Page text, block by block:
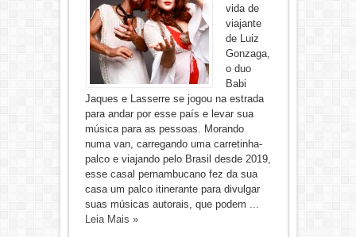
vida de
viajante
de Luiz
Gonzaga,
o duo
Babi
Jaques e Lasserre se jogou na estrada
para andar por esse país e levar sua
música para as pessoas. Morando
numa van, carregando uma carretinha-
palco e viajando pelo Brasil desde 2019,
esse casal pernambucano fez da sua
casa um palco itinerante para divulgar
suas músicas autorais, que podem ...
Leia Mais »